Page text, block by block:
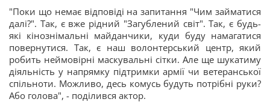
"Поки що немає відповіді на запитання "Чим займатися
далі?". Так, є вже рідний "Загублений світ". Так, є будь-
які кінознімальні майданчики, куди буду намагатися
повернутися. Так, є наш волонтерський центр, який
робить неймовірні маскувальні сітки. Але ще шукатиму
діяльність у напрямку підтримки армії чи ветеранської
спільноти. Можливо, десь комусь будуть потрібні руки?
Або голова", - поділився актор.